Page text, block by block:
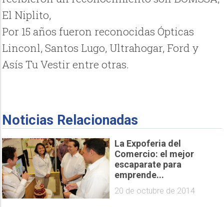
El Niplito,
Por 15 años fueron reconocidas Ópticas
Linconl, Santos Lugo, Ultrahogar, Ford y
Asís Tu Vestir entre otras.
Noticias Relacionadas
La Expoferia del
Comercio: el mejor
escaparate para
emprende...
20 de octubre de 2014